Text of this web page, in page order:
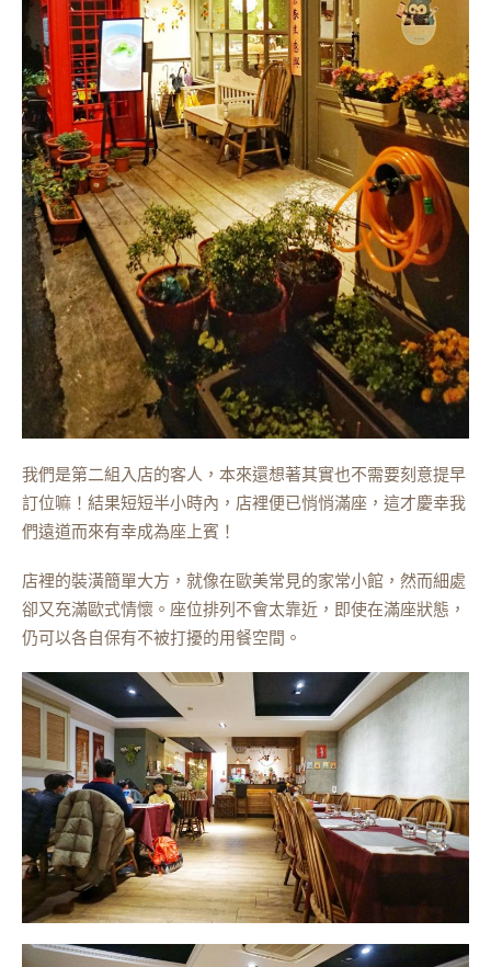
我們是第二組入店的客人，本來還想著其實也不需要刻意提早
訂位嘛！結果短短半小時內，店裡便已悄悄滿座，這才慶幸我
們遠道而來有幸成為座上賓！
店裡的裝潢簡單大方，就像在歐美常見的家常小館，然而細處
卻又充滿歐式情懷。座位排列不會太靠近，即使在滿座狀態，
仍可以各自保有不被打擾的用餐空間。